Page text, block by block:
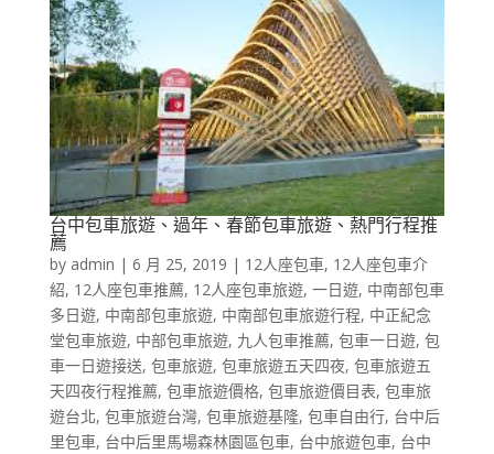
台中包車旅遊、過年、春節包車旅遊、熱門行程推
薦
by admin | 6 月 25, 2019 | 12人座包車, 12人座包車介
紹, 12人座包車推薦, 12人座包車旅遊, 一日遊, 中南部包車
多日遊, 中南部包車旅遊, 中南部包車旅遊行程, 中正紀念
堂包車旅遊, 中部包車旅遊, 九人包車推薦, 包車一日遊, 包
車一日遊接送, 包車旅遊, 包車旅遊五天四夜, 包車旅遊五
天四夜行程推薦, 包車旅遊價格, 包車旅遊價目表, 包車旅
遊台北, 包車旅遊台灣, 包車旅遊基隆, 包車自由行, 台中后
里包車, 台中后里馬場森林園區包車, 台中旅遊包車, 台中